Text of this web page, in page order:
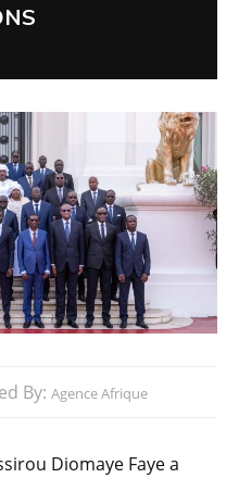
By: Agence Afrique
Diomaye Faye a